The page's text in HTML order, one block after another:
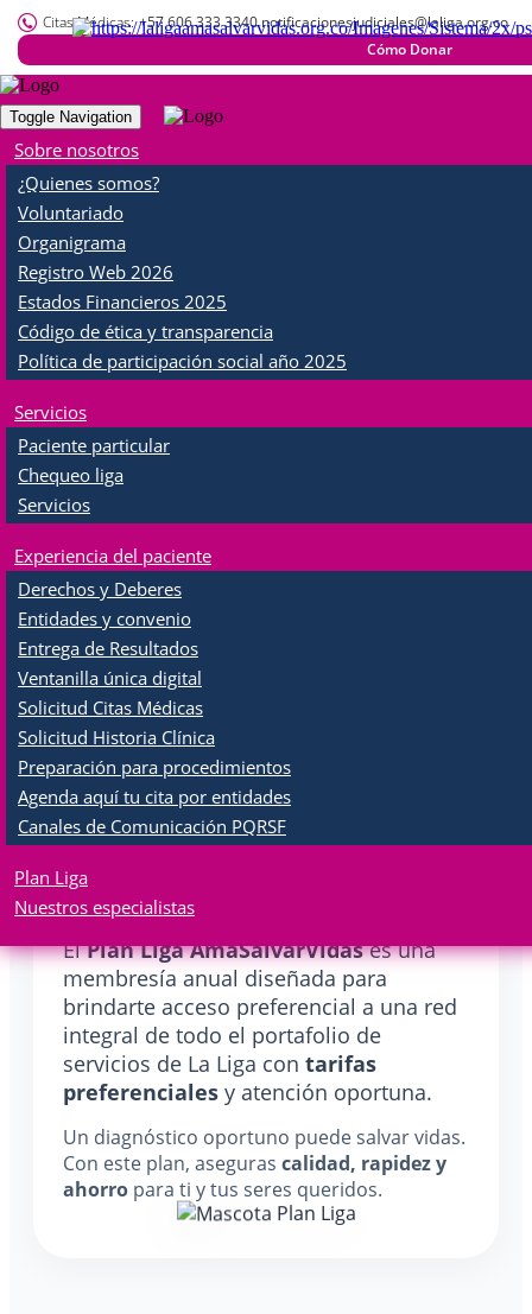
Citas Médicas: +57 606 333 3340 notificacionesjudiciales@laliga.org.co
Cómo Donar
Toggle Navigation
Sobre nosotros
¿Quienes somos?
Voluntariado
Organigrama
Registro Web 2026
Estados Financieros 2025
Código de ética y transparencia
Política de participación social año 2025
Servicios
Paciente particular
Chequeo liga
Servicios
Experiencia del paciente
Derechos y Deberes
Entidades y convenio
Entrega de Resultados
Ventanilla única digital
Solicitud Citas Médicas
Solicitud Historia Clínica
Preparación para procedimientos
Agenda aquí tu cita por entidades
Canales de Comunicación PQRSF
Plan Liga
Nuestros especialistas
Accede a beneficios exclusivos en salud
Accede más fácil y con más
a tus servicios de salud
Atención
para 5 usuarios
¿Qué es el Plan Liga?
ElPlan Liga AmaSalvarVidases una
membresía anual diseñada para
brindarte acceso preferencial a una red
integral de todo el portafolio de
servicios de La Liga con tarifas
preferenciales y atención oportuna.
Un diagnóstico oportuno puede salvar vidas.
Con este plan, aseguras calidad, rapidez y
ahorro para ti y tus seres queridos.